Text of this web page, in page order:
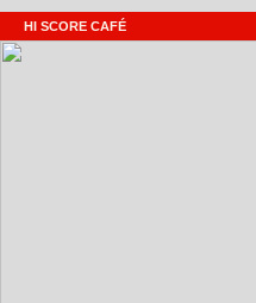
HI SCORE CAFÉ